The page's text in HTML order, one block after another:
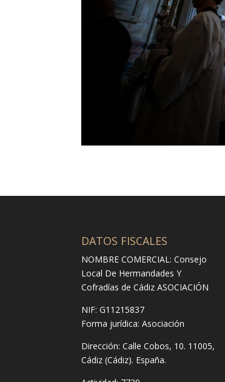
DATOS FISCALES
NOMBRE COMERCIAL: Consejo
Local De Hermandades Y
Cofradías de Cádiz ASOCIACIÓN
NIF: G11215837
Forma jurídica:Asociación
Dirección:Calle Cobos, 10. 11005,
Cádiz (Cádiz). España.